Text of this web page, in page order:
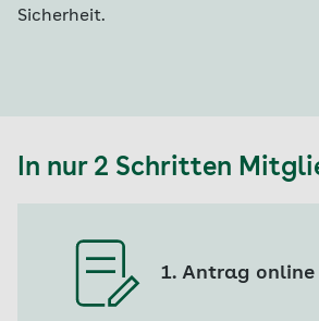
Sicherheit.
In nur 2 Schritten
1. Antrag